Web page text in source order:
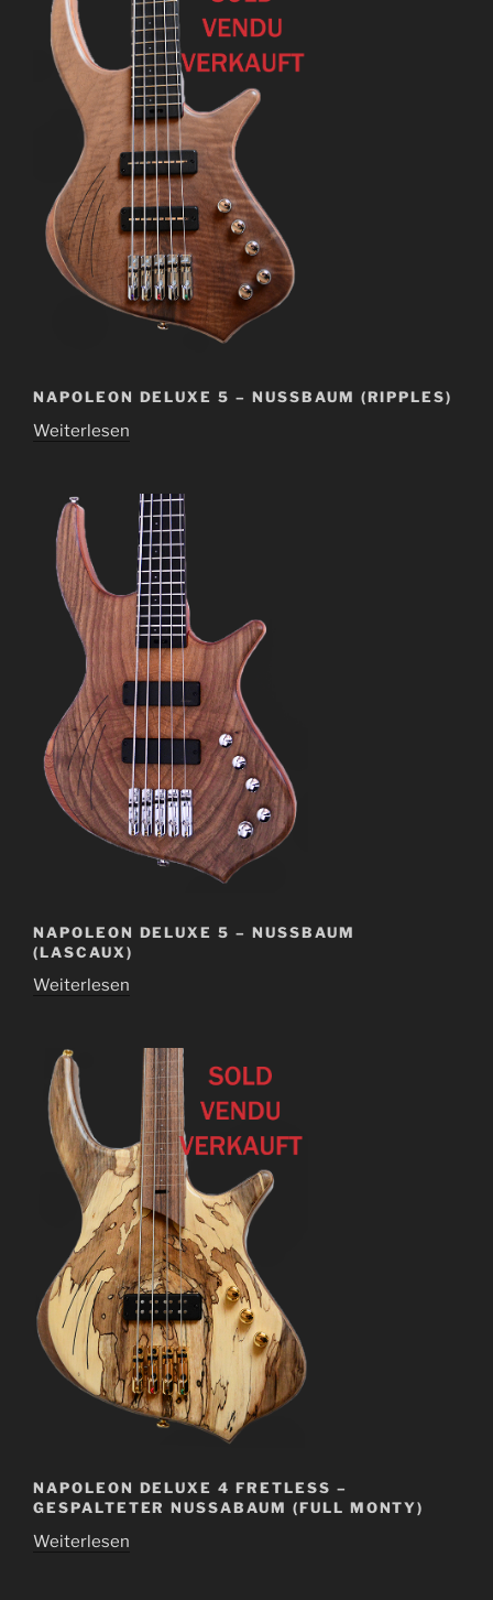
NAPOLEON DELUXE 5 – NUSSBAUM (RIPPLES)
Weiterlesen
NAPOLEON DELUXE 5 – NUSSBAUM
(LASCAUX)
Weiterlesen
NAPOLEON DELUXE 4 FRETLESS –
GESPALTETER NUSSABAUM (FULL MONTY)
Weiterlesen